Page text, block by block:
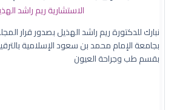
الاستشارية ريم راشد
نبارك للدكتورة ريم راشد الهذيل بصدور قرار
بجامعة الإمام محمد بن سعود الإسلامية
بقسم طب وجراحة العيون